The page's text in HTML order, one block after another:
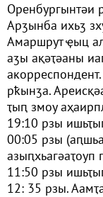
Оренбургынтәи
Арӡынба ихьӡ
Амаршрут ҿыц
аӡы ақәҭәаны
рҟынӡа.
ҭыԥ змоу
19:10 рзы
00:05 рзы
11:50 рзы
12: 35 рзы.